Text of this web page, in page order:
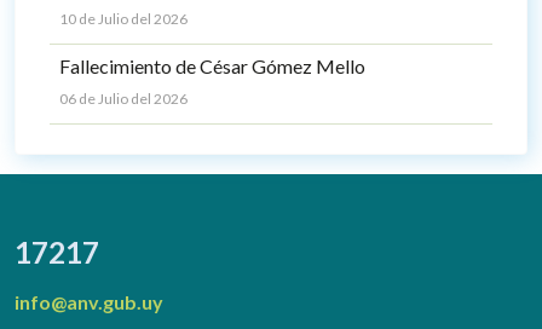
10 de Julio del 2026
Fallecimiento de César Gómez Mello
06 de Julio del 2026
17217
info@anv.gub.uy